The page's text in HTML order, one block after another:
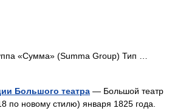
«Сумма» (Summa Group) Тип …
Большого театра — Большой театр
по новому стилю) января 1825 года.